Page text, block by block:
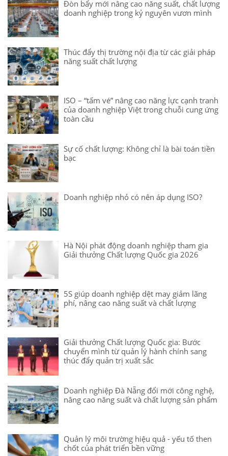
Đòn bẩy mới nâng cao năng suất, chất lượng
doanh nghiệp trong kỷ nguyên vươn mình
Thúc đẩy thị trường nội địa từ các giải pháp
năng suất chất lượng
ISO – “tấm vé” nâng cao năng lực cạnh tranh
của doanh nghiệp Việt trong chuỗi cung ứng
toàn cầu
Sự cố chất lượng: Không chỉ là bài toán tiền
bạc
Doanh nghiệp nhỏ có nên áp dụng ISO?
Hà Nội phát động doanh nghiệp tham gia
Giải thưởng Chất lượng Quốc gia 2026
5S giúp doanh nghiệp dệt may giảm lãng
phí, nâng cao năng suất và chất lượng
Giải thưởng Chất lượng Quốc gia: Bước
chuyển mình từ quản lý hành chính sang
thúc đẩy quản trị xuất sắc
Doanh nghiệp Đà Nẵng đổi mới công nghệ,
nâng cao năng suất và chất lượng sản phẩm
Quản lý môi trường hiệu quả - yếu tố then
chốt của phát triển bền vững